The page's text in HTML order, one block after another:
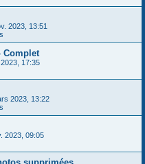
2023, 13:51
Complet
17:35
2023, 13:22
2023, 09:05
supprimées